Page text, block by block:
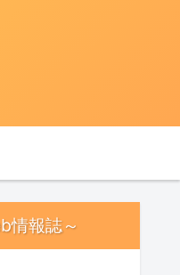
情報誌～